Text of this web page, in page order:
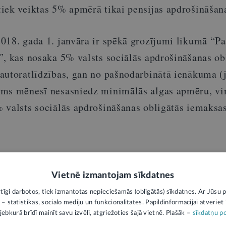
veiktas 5% apmērā tikai pensijas
gada 1. janvāra ir spēkā grozījumi likumā
kas nosaka 5% valsts sociālās apdrošināšanas
gan no pašnodarbinātā ienākuma
mēnesī nesasniedz minimālās algas apmēru,
valsts sociālās apdrošināšanas obligātās
interpretācijai personām, kas veic valsts
tikai 5% apmērā vecuma pensijai, ir tiesības
no iepriekš minētā secināms, ka pašnodarbinātā
Vietnē izmantojam sīkdatnes
darbotos, tiek izmantotas nepieciešamās (obligātās) sīkdatnes. Ar Jūsu
statistikas, sociālo mediju un funkcionalitātes. Papildinformācijai atveriet
brīdī mainīt savu izvēli, atgriežoties šajā vietnē. Plašāk – sīkdatņu